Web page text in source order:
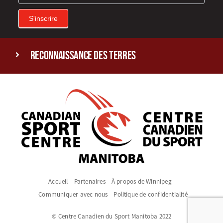
S'inscrire
reconnaissance des terres
Accueil Partenaires
À propos de Winnipeg
Communiquer avec nous
Politique de confidentialité
© Centre Canadien du Sport Manitoba 2022